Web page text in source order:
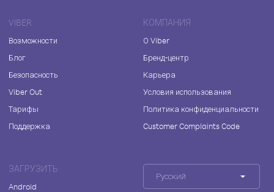
VIBER
Возможности
Блог
Безопасность
Viber Out
Тарифы
Поддержка
КОМПАНИЯ
О Viber
Бренд-центр
Карьера
Условия использования
Политика конфиденциальности
Customer Complaints Code
ЗАГРУЗИТЬ
Android
Русский